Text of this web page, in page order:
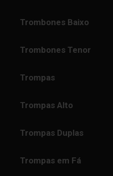
Trombones Baixo
Trombones Tenor
Trompas
Trompas Alto
Trompas Duplas
Trompas em Fá